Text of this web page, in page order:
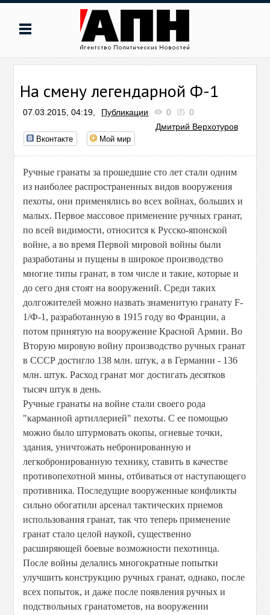
На смену легендарной Ф-1
07.03.2015, 04:19, Публикации 0
0
Дмитрий Верхотуров
Вконтакте Мой мир
Ручные гранаты за прошедшие сто лет стали одним
из наиболее распространенных видов вооружения
пехоты, они применялись во всех войнах, больших и
малых. Первое массовое применение ручных гранат,
по всей видимости, относится к Русско-японской
войне, а во время Первой мировой войны были
разработаны и пущены в широкое производство
многие типы гранат, в том числе и такие, которые и
до сего дня стоят на вооружений. Среди таких
долгожителей можно назвать знаменитую гранату F-
1/Ф-1, разработанную в 1915 году во Франции, а
потом принятую на вооружение Красной Армии. Во
Вторую мировую войну производство ручных гранат
в СССР достигло 138 млн. штук, а в Германии - 136
млн. штук. Расход гранат мог достигать десятков
тысяч штук в день.
Ручные гранаты на войне стали своего рода
"карманной артиллерией" пехоты. С ее помощью
можно было штурмовать окопы, огневые точки,
здания, уничтожать небронированную и
легкобронированную технику, ставить в качестве
противопехотной мины, отбиваться от наступающего
противника. Последущие вооруженные конфликты
сильно обогатили арсенал тактических приемов
использования гранат, так что теперь применение
гранат стало целой наукой, существенно
расширяющей боевые возможности пехотинца.
После войны делались многократные попытки
улучшить конструкцию ручных гранат, однако, после
всех попыток, и даже после появления ручных и
подствольных гранатометов, на вооружении